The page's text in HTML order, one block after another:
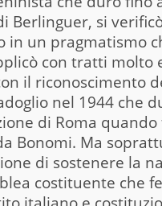
Berlinguer, si
in un pragmatismo
con tratti molto
il riconoscimento
nel 1944 che
di Roma quando
Bonomi. Ma
di sostenere la
costituente che